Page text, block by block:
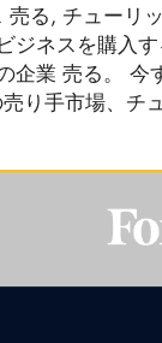
売る, チューリ
ジネスを購入
企業 売る。 今
り手市場、チ